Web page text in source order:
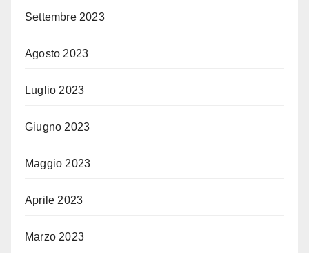
Settembre 2023
Agosto 2023
Luglio 2023
Giugno 2023
Maggio 2023
Aprile 2023
Marzo 2023